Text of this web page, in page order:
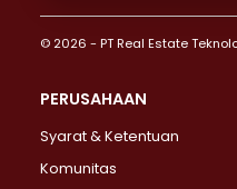
Properti Dijual di
Properti Dijual di
Properti Dijual di Lebak Bulus
Properti Dijual di Gandaria
Properti Dijual di Pondok
© 2026 - PT Real Estate
PERUSAHAAN
Syarat & Ketentuan
Komunitas